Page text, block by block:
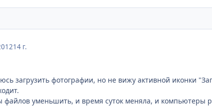
14 г.
загрузить фотографии, но не вижу активной иконки
уменьшить, и время суток меняла, и компьютеры